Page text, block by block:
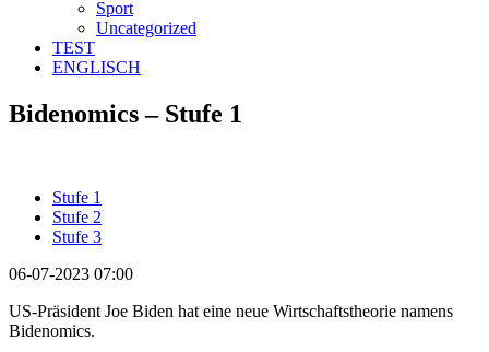
Sport
Uncategorized
TEST
ENGLISCH
Bidenomics – Stufe 1
Stufe 1
Stufe 2
Stufe 3
06-07-2023 07:00
US-Präsident Joe Biden hat eine neue Wirtschaftstheorie namens
Bidenomics.